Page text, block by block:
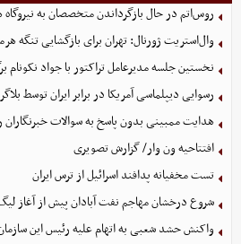
روس‌اتم در حال بازگرداندن متخصصان به
وال‌استریت ژورنال: تهران برای بازگشایی تنگه هرمز ۵ شرط کلیدی تعیین
نخستین جلسه مدیرعامل تراکتور با جواد نکونام
رسوایی دیپلماسی آمریکا در برابر ایران توسط
هدایت ممبینی بدون پاسخ به سوالات
افتتاحیه ون وار/ گزارش تصویری
تست مخفیانه پدافند اسرائیل از ترس ایران
شروع درخشان مهاجم نفت آبادان پیش از آغاز
واکنش حشد شعبی به اتهام‌ علیه رئیس این